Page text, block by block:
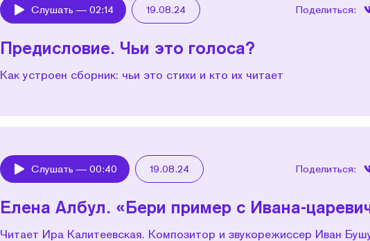
Play
Слушать — 02:14 19.08.24 Поделиться:
Предисловие. Чьи это голоса?
Как устроен сборник: чьи это стихи и кто их читает
Play
Слушать — 00:40 19.08.24 Поделиться:
Елена Албул. «Бери пример с Ивана-
Читает Ира Калитеевская. Композитор и звукорежиссер Иван